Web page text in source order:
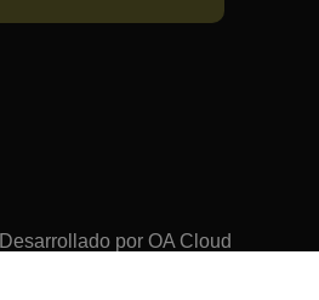
Desarrollado por OA Cloud